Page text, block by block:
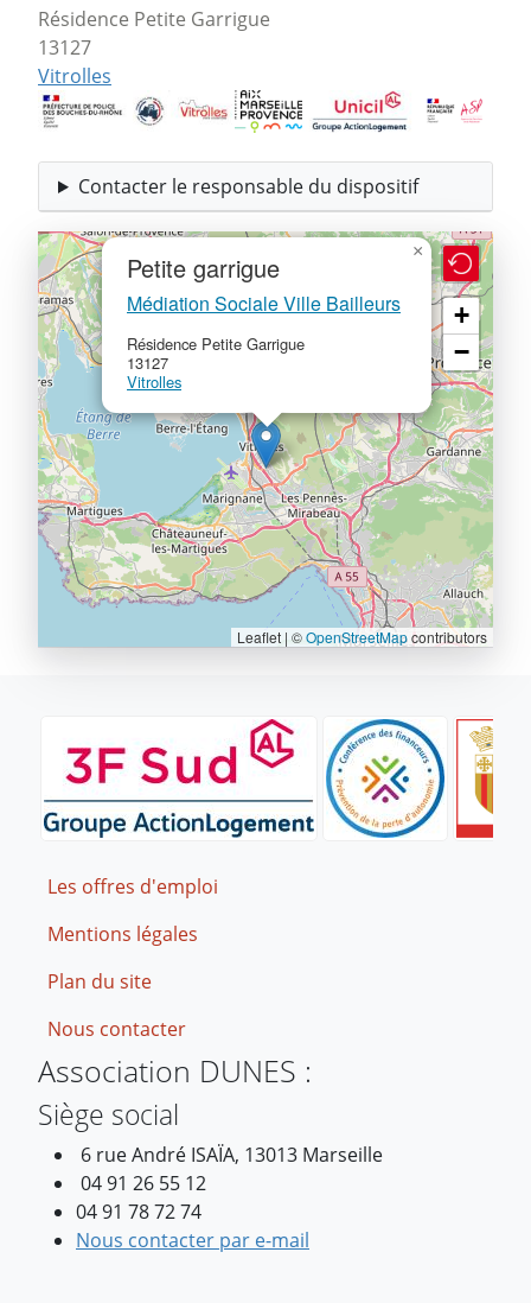
Résidence Petite Garrigue
13127
Vitrolles
Contacter le responsable du dispositif
Petite garrigue
Médiation Sociale Ville Bailleurs
Résidence Petite Garrigue
13127
Vitrolles
×
+
−
Leaflet | ©OpenStreetMapcontributors
Footer
Les offres d'emploi
Mentions légales
Plan du site
Nous contacter
Association DUNES :
Siège social
6 rue André ISAÏA, 13013 Marseille
04 91 26 55 12
04 91 78 72 74
Nous contacter par e-mail